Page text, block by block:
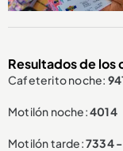
Resultados de los
Cafeterito noche:
Motilón noche:4014
Motilón tarde:7334 -